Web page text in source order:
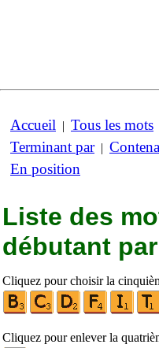
Accueil | Tous les mots
Terminant par|
En position
Liste des
débutant par
Cliquez pour choisir la
Cliquez pour enlever la